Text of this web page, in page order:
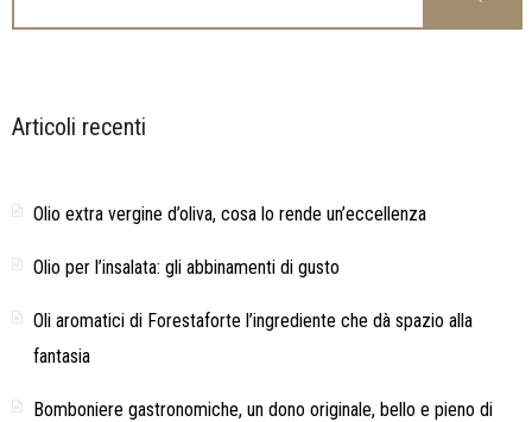
Articoli recenti
Olio extra vergine d’oliva, cosa lo rende un’eccellenza
Olio per l’insalata: gli abbinamenti di gusto
Oli aromatici di Forestaforte l’ingrediente che dà spazio alla
fantasia
Bomboniere gastronomiche, un dono originale, bello e pieno di